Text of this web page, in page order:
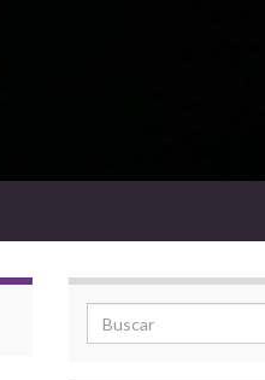
Search for: